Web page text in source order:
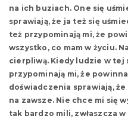
na ich buziach. One się
sprawiają, że ja też się
też przypominają mi, że
wszystko, co mam w życiu.
cierpliwą. Kiedy ludzie w tej
przypominają mi, że
doświadczenia sprawiają,
na zawsze. Nie chce mi się
tak bardzo mili, zwłaszcza